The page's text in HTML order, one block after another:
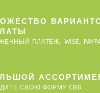
ПЛАТЕЖ, WISE,
СВОЮ ФОРМУ CBD